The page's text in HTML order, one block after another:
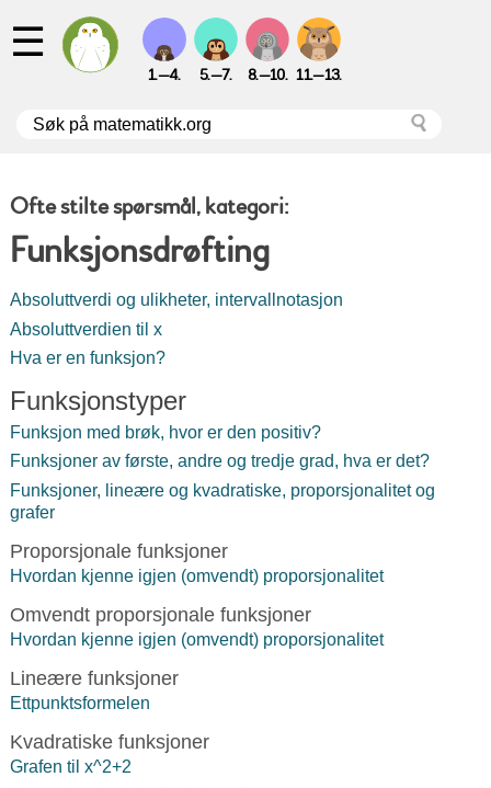
☰
1.—4. 5.—7. 8.—10. 11.—13.
Ofte stilte spørsmål, kategori:
Funksjonsdrøfting
Absoluttverdi og ulikheter, intervallnotasjon
Absoluttverdien til x
Hva er en funksjon?
Funksjonstyper
Funksjon med brøk, hvor er den positiv?
Funksjoner av første, andre og tredje grad, hva er det?
Funksjoner, lineære og kvadratiske, proporsjonalitet og
grafer
Proporsjonale funksjoner
Hvordan kjenne igjen (omvendt) proporsjonalitet
Omvendt proporsjonale funksjoner
Hvordan kjenne igjen (omvendt) proporsjonalitet
Lineære funksjoner
Ettpunktsformelen
Kvadratiske funksjoner
Grafen til x^2+2